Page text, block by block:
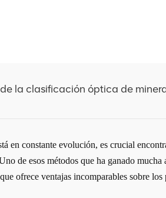
la clasificación óptica de
en constante evolución, es crucial
de esos métodos que ha ganado mucha
ofrece ventajas incomparables sobre los